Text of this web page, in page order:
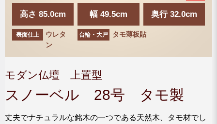
高さ 85.0cm 幅 49.5cm 奥行 32.0cm
表面仕上
ウレタ
ン
台輪・大戸 タモ薄板貼
モダン仏壇 上置型
スノーベル 28号 タモ製
丈夫でナチュラルな銘木の一つである天然木、タモ材でし